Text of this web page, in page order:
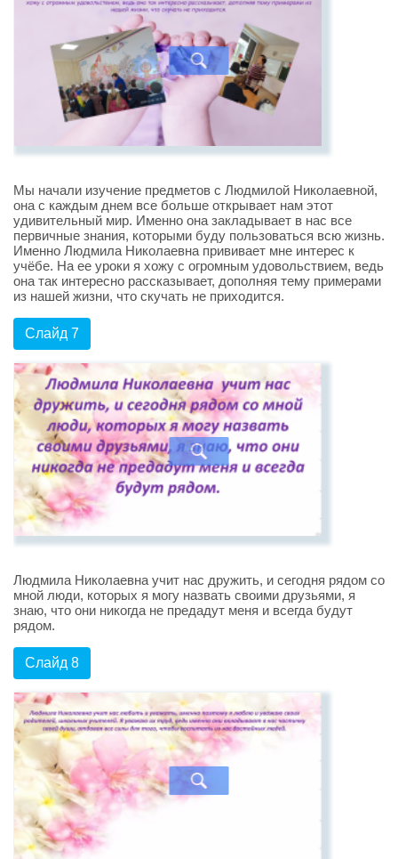
Мы начали изучение предметов с Людмилой Николаевной,
она с каждым днем все больше открывает нам этот
удивительный мир. Именно она закладывает в нас все
первичные знания, которыми буду пользоваться всю жизнь.
Именно Людмила Николаевна прививает мне интерес к
учёбе. На ее уроки я хожу с огромным удовольствием, ведь
она так интересно рассказывает, дополняя тему примерами
из нашей жизни, что скучать не приходится.
Слайд 7
Людмила Николаевна учит нас дружить, и сегодня рядом со
мной люди, которых я могу назвать своими друзьями, я
знаю, что они никогда не предадут меня и всегда будут
рядом.
Слайд 8